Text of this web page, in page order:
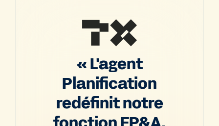
« L'agent
Planification
redéfinit notre